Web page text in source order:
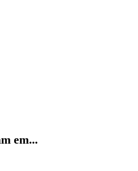
em...